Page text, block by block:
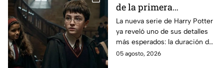
de la primera
temporada de Harry
Potter y emocionará a
los fans de los libros
La nueva serie de Harry Potter
ya reveló uno de sus detalles
más esperados: la duración de
la primera temporada basada
05 agosto, 2026